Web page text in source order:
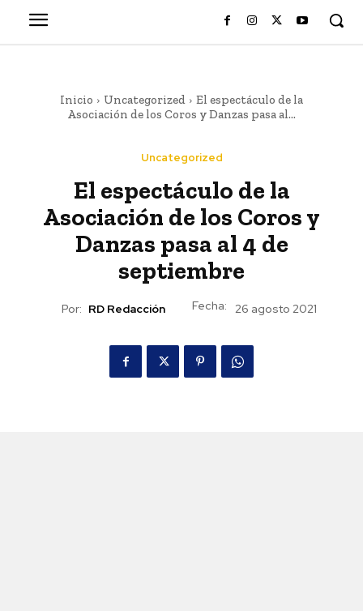
Inicio Uncategorized
El espectáculo de la
Asociación de los Coros y Danzas pasa al...
Uncategorized
El espectáculo de la
Asociación de los Coros y
Danzas pasa al 4 de
septiembre
Por: RD Redacción Fecha: 26 agosto 2021